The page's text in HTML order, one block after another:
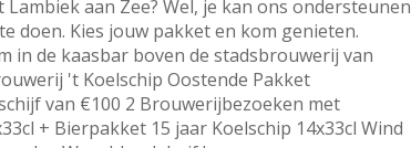
aan Zee? Wel, je kan ons ondersteunen
doen. Kies jouw pakket en kom genieten.
in de kaasbar boven de stadsbrouwerij van
't Koelschip Oostende Pakket
van €100 2 Brouwerijbezoeken met
+ Bierpakket 15 jaar Koelschip 14x33cl Wind